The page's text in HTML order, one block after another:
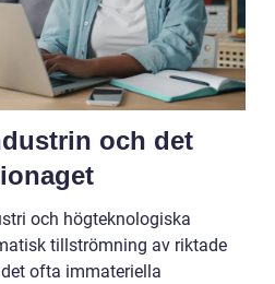
och det
och högteknologiska
tillströmning av riktade
ofta immateriella